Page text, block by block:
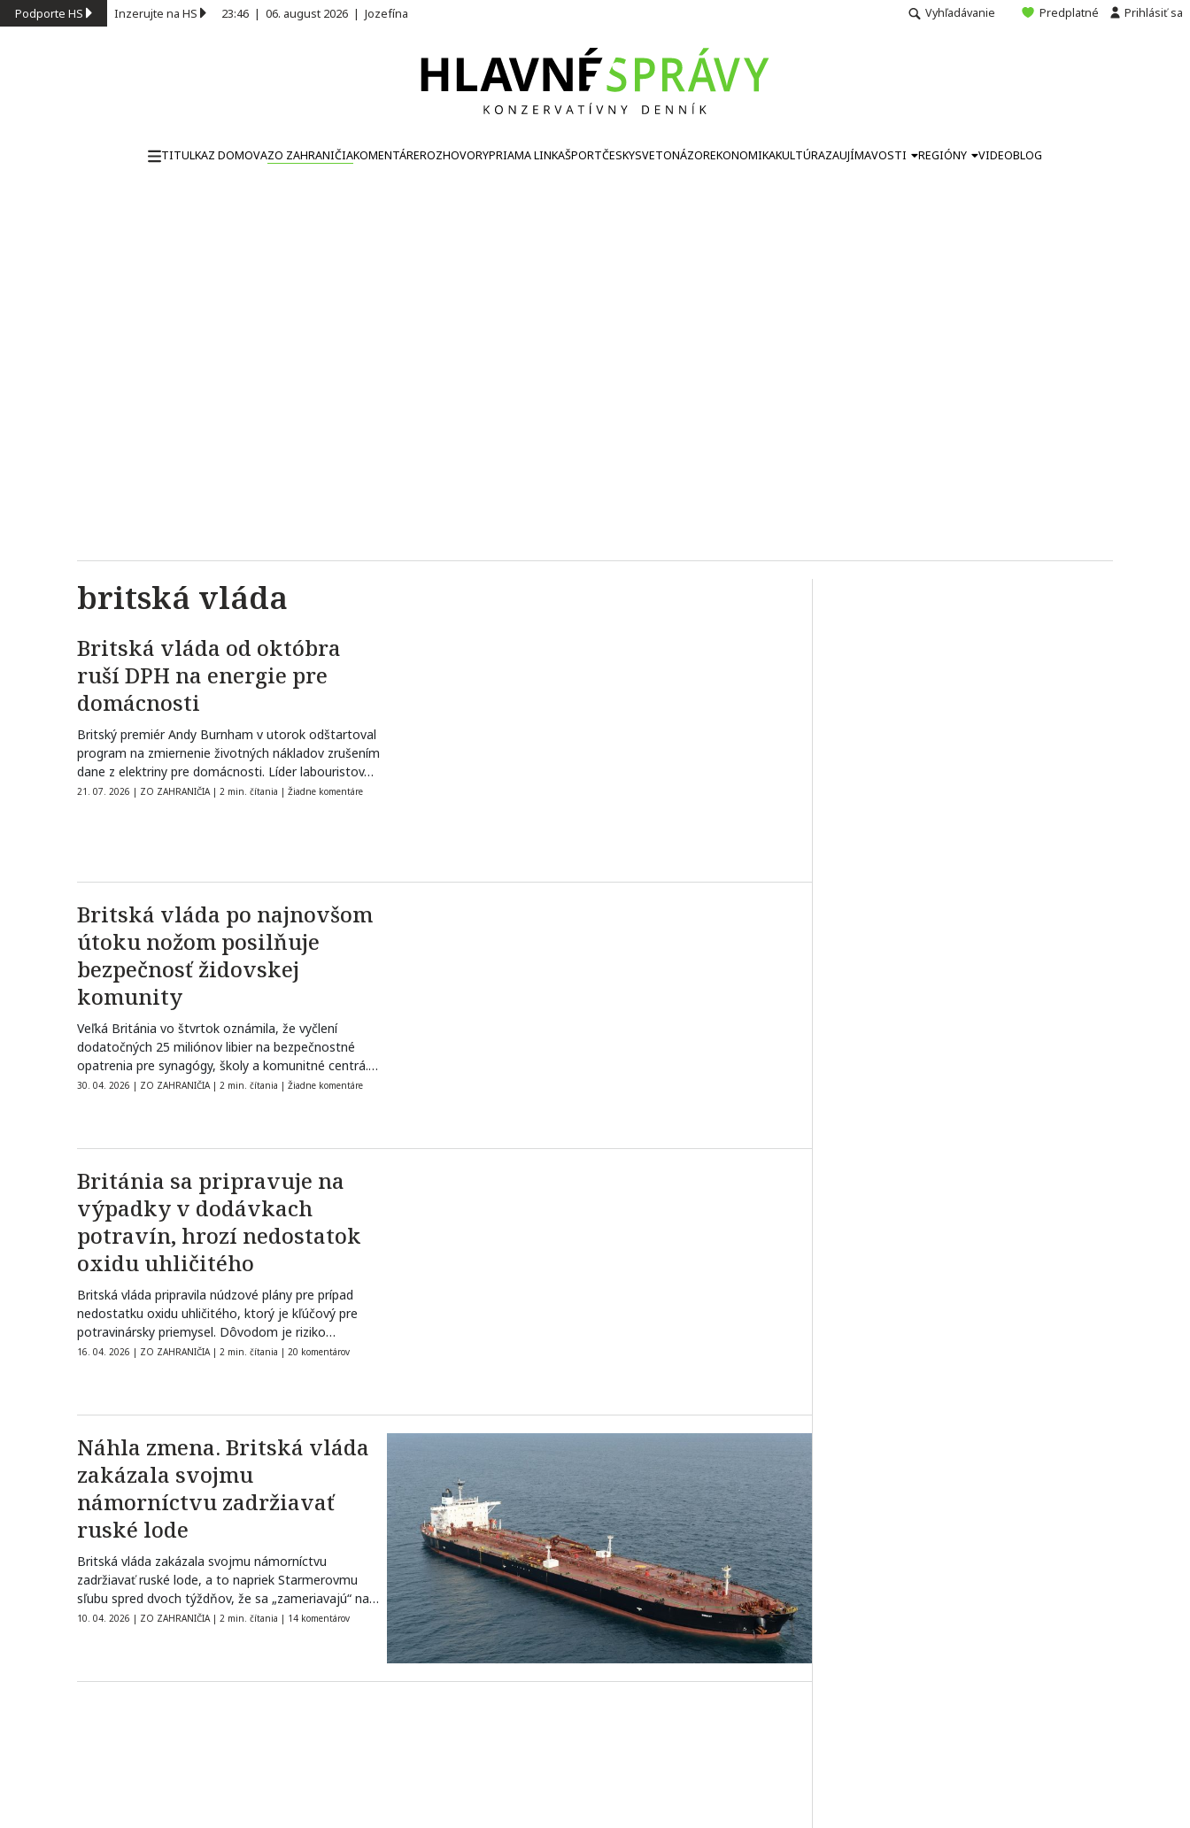
Podporte HS Inzerujte na HS 23:46 | 06. august 2026 | Jozefína Vyhľadávanie Predplatné Prihlásiť sa
TITULKAZ DOMOVAZO ZAHRANIČIAKOMENTÁREROZHOVORYPRIAMA LINKAŠPORTČESKYSVETONÁZOREKONOMIKAKULTÚRAZAUJÍMAVOSTI REGIÓNY VIDEOBLOG
britská vláda
Britská vláda od októbra
ruší DPH na energie pre
domácnosti
Britský premiér Andy Burnham v utorok odštartoval
program na zmiernenie životných nákladov zrušením
dane z elektriny pre domácnosti. Líder labouristov…
21. 07. 2026 | ZO ZAHRANIČIA | 2 min. čítania | Žiadne komentáre
Britská vláda po najnovšom
útoku nožom posilňuje
bezpečnosť židovskej
komunity
Veľká Británia vo štvrtok oznámila, že vyčlení
dodatočných 25 miliónov libier na bezpečnostné
opatrenia pre synagógy, školy a komunitné centrá.…
30. 04. 2026 | ZO ZAHRANIČIA | 2 min. čítania | Žiadne komentáre
Británia sa pripravuje na
výpadky v dodávkach
potravín, hrozí nedostatok
oxidu uhličitého
Britská vláda pripravila núdzové plány pre prípad
nedostatku oxidu uhličitého, ktorý je kľúčový pre
potravinársky priemysel. Dôvodom je riziko
narušenia…
16. 04. 2026 | ZO ZAHRANIČIA | 2 min. čítania | 20 komentárov
Náhla zmena. Britská vláda
zakázala svojmu
námorníctvu zadržiavať
ruské lode
Britská vláda zakázala svojmu námorníctvu
zadržiavať ruské lode, a to napriek Starmerovmu
sľubu spred dvoch týždňov, že sa „zameriavajú“ na…
10. 04. 2026 | ZO ZAHRANIČIA | 2 min. čítania | 14 komentárov